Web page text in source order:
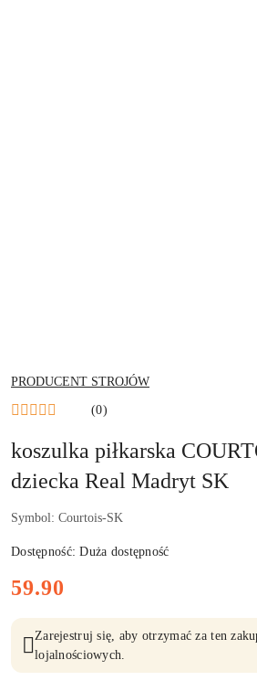
NAZWA
PRODUCENTA:
PRODUCENT STROJÓW
(0)
koszulka piłkarska
dziecka Real Madryt SK
Symbol: Courtois-SK
Dostępność:Duża dostępność
cena:
59.90
Zarejestruj się, aby otrzymać za ten
lojalnościowych.